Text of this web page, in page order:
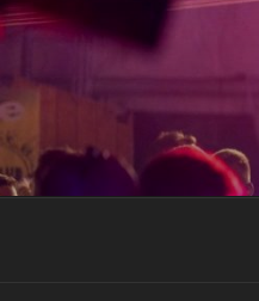
Zum
Inhalt